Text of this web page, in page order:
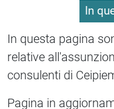
In
In questa pagina
relative
consulenti di
Pagina in